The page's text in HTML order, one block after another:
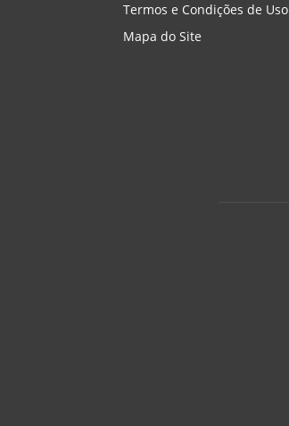
Termos e Condições de Uso
Mapa do Site